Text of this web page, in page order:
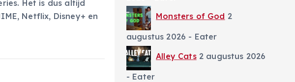
Het is dus altijd
Netflix, Disney+ en
Monsters of God 2
augustus 2026 - Eater
Alley Cats 2 augustus 2026
- Eater